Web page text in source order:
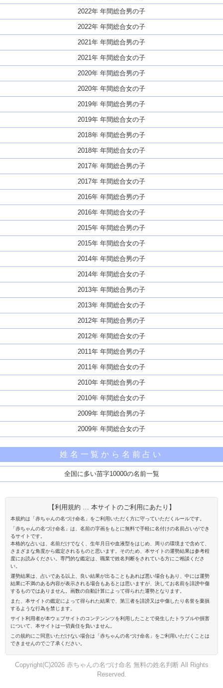
2022年 年間総合男の子
2022年 年間総合女の子
2021年 年間総合男の子
2021年 年間総合女の子
2020年 年間総合男の子
2020年 年間総合女の子
2019年 年間総合男の子
2019年 年間総合女の子
2018年 年間総合男の子
2018年 年間総合女の子
2017年 年間総合男の子
2017年 年間総合女の子
2016年 年間総合男の子
2016年 年間総合女の子
2015年 年間総合男の子
2015年 年間総合女の子
2014年 年間総合男の子
2014年 年間総合女の子
2013年 年間総合男の子
2013年 年間総合女の子
2012年 年間総合男の子
2012年 年間総合女の子
2011年 年間総合男の子
2011年 年間総合女の子
2010年 年間総合男の子
2010年 年間総合女の子
2009年 年間総合男の子
2009年 年間総合女の子
姓名一覧から名前占い
全国に多い苗字10000の名前一覧
【利用規約 … 本サイトのご利用にあたり】
本規約は「赤ちゃんの名づけ命名」をご利用いただく方に守っていただくルールです。
「赤ちゃんの名づけ命名」は、名前の字画をもとに無料で手軽に名付けの名前占いができ
るサイトです。
本格的な占いは、名前だけでなく、生年月日や血液型をはじめ、周りの環境まで含めて、
さまざまな角度から鑑定されるものと思います。そのため、本サイトの運勢結果は参考程
度にお読みください。専門的な鑑定は、職業で姓名判断をされている方にご相談くださ
い。
運勢結果は、占いである以上、良い結果が出ることもあれば悪い場合もあり、中には運勢
結果に不満のある内容が表示される場合もあるとは思いますが、決してお名前を誹謗中傷
するものではありません。画数の自動計算によって得られた運勢となります。
また、本サイトの鑑定によって得られた結果で、第三者を誹謗又は中傷したり名誉を棄損
するような行為を禁じます。
サイト利用者が本ウェブサイトのコンテンンツを利用したことで発生したトラブルや損害
について、本サイトは一切責任を負いません。
この規約にご同意いただけない場合は「赤ちゃんの名づけ命名」をご利用いただくことは
できませんのでご了承ください。
Copyright(C)2026 赤ちゃんの名づけ命名 無料の姓名判断 All Rights
Reserved.